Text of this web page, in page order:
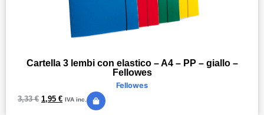
Cartella 3 lembi con elastico – A4 – PP – giallo –
Fellowes
Fellowes
3,33€ 1,95 € IVA inc.